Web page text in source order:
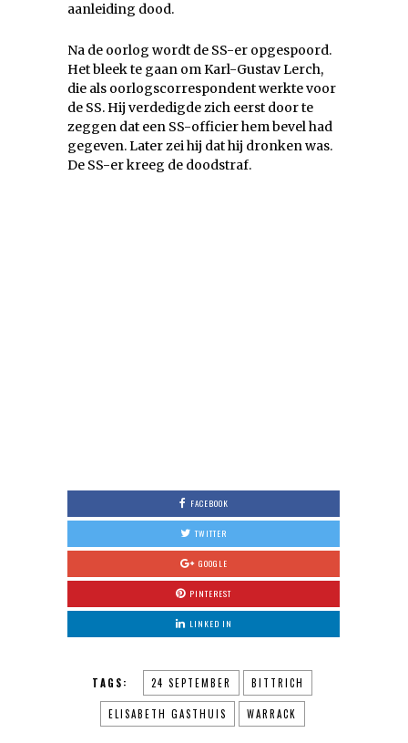
aanleiding dood.
Na de oorlog wordt de SS-er opgespoord.
Het bleek te gaan om Karl-Gustav Lerch,
die als oorlogscorrespondent werkte voor
de SS. Hij verdedigde zich eerst door te
zeggen dat een SS-officier hem bevel had
gegeven. Later zei hij dat hij dronken was.
De SS-er kreeg de doodstraf.
FACEBOOK
TWITTER
GOOGLE
PINTEREST
LINKED IN
TAGS: 24 SEPTEMBER BITTRICH
ELISABETH GASTHUIS WARRACK